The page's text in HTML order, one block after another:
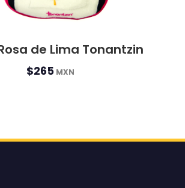
de Lima Tonantzin
$265 MXN